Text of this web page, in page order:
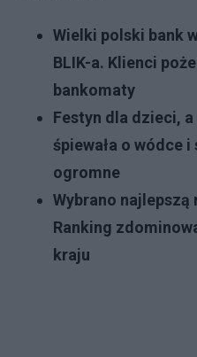
Wielki polski bank
BLIK-a. Klienci
bankomaty
Festyn dla dzieci,
śpiewała o wódce
ogromne
Wybrano
Ranking
kraju